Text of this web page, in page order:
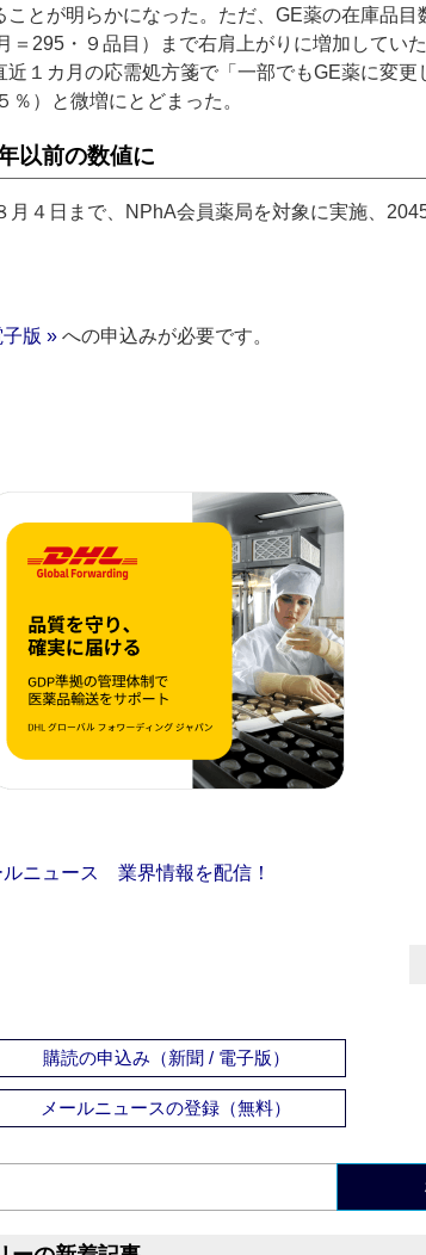
とが明らかになった。ただ、GE薬の在庫品目
＝295・９品目）まで右肩上がりに増加してい
１カ月の応需処方箋で「一部でもGE薬に変更
）と微増にとどまった。
以前の数値に
４日まで、NPhA会員薬局を対象に実施、
版 » への申込みが必要です。
ニュース 業界情報を配信！
購読の申込み（新聞 / 電子版）
メールニュースの登録（無料）